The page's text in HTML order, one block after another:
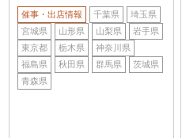
催事・出店情報 千葉県
埼玉県
宮城県
山形県 山梨県
岩手県
東京都
栃木県
神奈川県
福島県
秋田県 群馬県
茨城県
青森県